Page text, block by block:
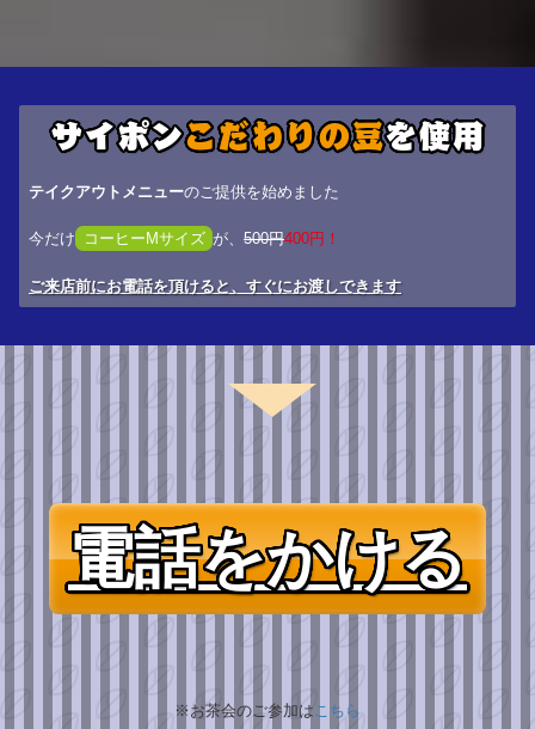
サイポンこだわりの豆を使用
テイクアウトメニューのご提供を始めました
今だけ コーヒーMサイズ が、500円400円！
ご来店前にお電話を頂けると、すぐにお渡しできます
電話をかける
※お茶会のご参加は こちら